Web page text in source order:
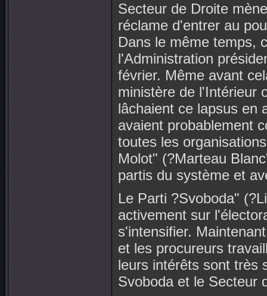
Secteur de Droite
réclame d'entrer au
Dans le même temps,
l'Administration
février. Même avant
ministère de l'Intérieur
lâchaient ce lapsus en
avaient probablement
toutes les
Molot" (?Marteau
partis du système et
Le Parti ?Svoboda"
activement sur
s'intensifier.
et les procureurs
leurs intérêts sont très
Svoboda et le Secteur